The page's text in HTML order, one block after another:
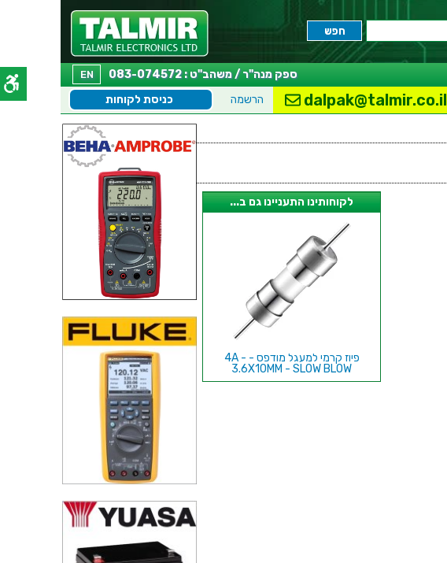
EN
ספק מנה"ר / משהב"ט : 083-074572
כניסת לקוחות הרשמה dalpak@talmir.co.il
לקוחותינו התעניינו גם ב...
פיוז קרמי למעגל מודפס - 4A -
3.6X10MM - SLOW BLOW